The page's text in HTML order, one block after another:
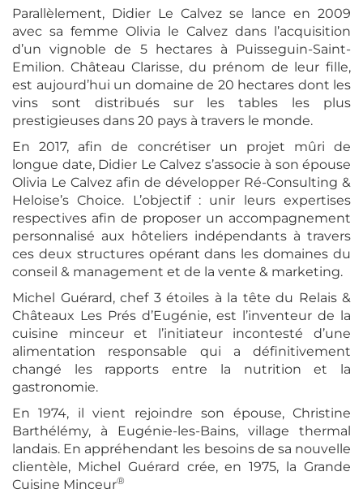
HÔTELS & VILLAS
NOTRE ÉQUIPE
PHILOSOPHIE
PRESSE FRANÇAISE
Parallèlement, Didier Le Calvez se lance en 2009
avec sa femme Olivia le Calvez dans l’acquisition
d’un vignoble de 5 hectares à Puisseguin-Saint-
Emilion. Château Clarisse, du prénom de leur fille,
est aujourd’hui un domaine de 20 hectares dont les
vins sont distribués sur les tables les plus
prestigieuses dans 20 pays à travers le monde.
En 2017, afin de concrétiser un projet mûri de
longue date, Didier Le Calvez s’associe à son épouse
Olivia Le Calvez afin de développer Ré-Consulting &
Heloise’s Choice. L’objectif : unir leurs expertises
respectives afin de proposer un accompagnement
personnalisé aux hôteliers indépendants à travers
ces deux structures opérant dans les domaines du
conseil & management et de la vente & marketing.
Michel Guérard, chef 3 étoiles à la tête du Relais &
Châteaux Les Prés d’Eugénie, est l’inventeur de la
cuisine minceur et l’initiateur incontesté d’une
alimentation responsable qui a définitivement
changé les rapports entre la nutrition et la
gastronomie.
En 1974, il vient rejoindre son épouse, Christine
Barthélémy, à Eugénie-les-Bains, village thermal
landais. En appréhendant les besoins de sa nouvelle
clientèle, Michel Guérard crée, en 1975, la Grande
Cuisine Minceur®